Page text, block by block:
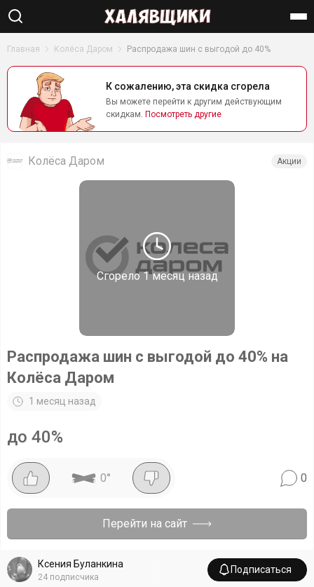
Найти
Главная Колёса Даром Распродажа шин с выгодой до 40%
К сожалению, эта скидка сгорела
Вы можете перейти к другим действующим
скидкам. Посмотреть другие
Сгорело1 месяц назад
Колёса Даром Акции
Распродажа шин с выгодой до 40% на
Колёса Даром
1 месяц назад
до 40%
0° 0
Перейти на сайт
Ксения Буланкина
24 подписчика
Подписаться